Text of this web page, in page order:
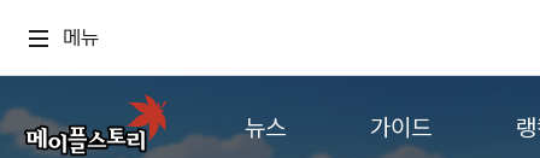
메뉴
뉴스 가이드